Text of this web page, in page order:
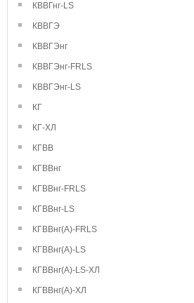
КВВГнг-LS
КВВГЭ
КВВГЭнг
КВВГЭнг-FRLS
КВВГЭнг-LS
КГ
КГ-ХЛ
КГВВ
КГВВнг
КГВВнг-FRLS
КГВВнг-LS
КГВВнг(А)-FRLS
КГВВнг(А)-LS
КГВВнг(А)-LS-ХЛ
КГВВнг(А)-ХЛ